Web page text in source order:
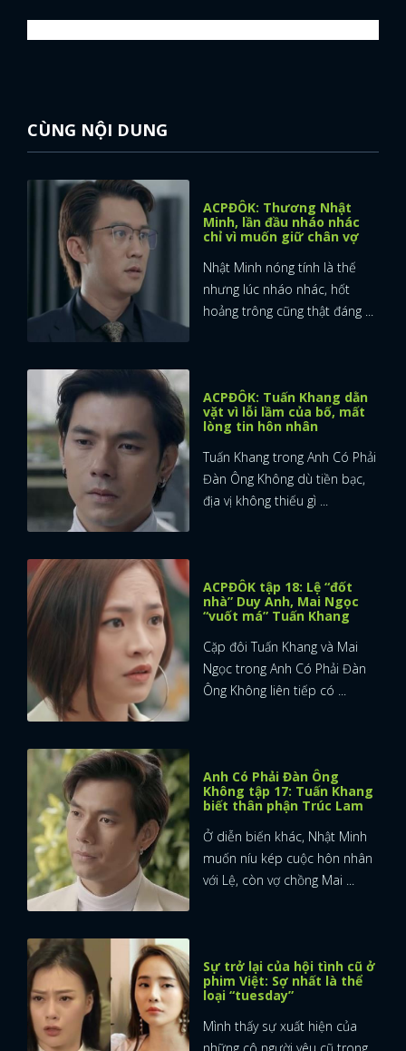
ĐĂNG NHẬP
CÙNG NỘI DUNG
ACPĐÔK: Thương Nhật
Minh, lần đầu nháo nhác
chỉ vì muốn giữ chân vợ
Nhật Minh nóng tính là thế
nhưng lúc nháo nhác, hốt
hoảng trông cũng thật đáng ...
ACPĐÔK: Tuấn Khang dằn
vặt vì lỗi lầm của bố, mất
lòng tin hôn nhân
Tuấn Khang trong Anh Có Phải
Đàn Ông Không dù tiền bạc,
địa vị không thiếu gì ...
ACPĐÔK tập 18: Lệ “đốt
nhà” Duy Anh, Mai Ngọc
“vuốt má” Tuấn Khang
Cặp đôi Tuấn Khang và Mai
Ngọc trong Anh Có Phải Đàn
Ông Không liên tiếp có ...
Anh Có Phải Đàn Ông
Không tập 17: Tuấn Khang
biết thân phận Trúc Lam
Ở diễn biến khác, Nhật Minh
muốn níu kép cuộc hôn nhân
với Lệ, còn vợ chồng Mai ...
Sự trở lại của hội tình cũ ở
phim Việt: Sợ nhất là thể
loại “tuesday”
Mình thấy sự xuất hiện của